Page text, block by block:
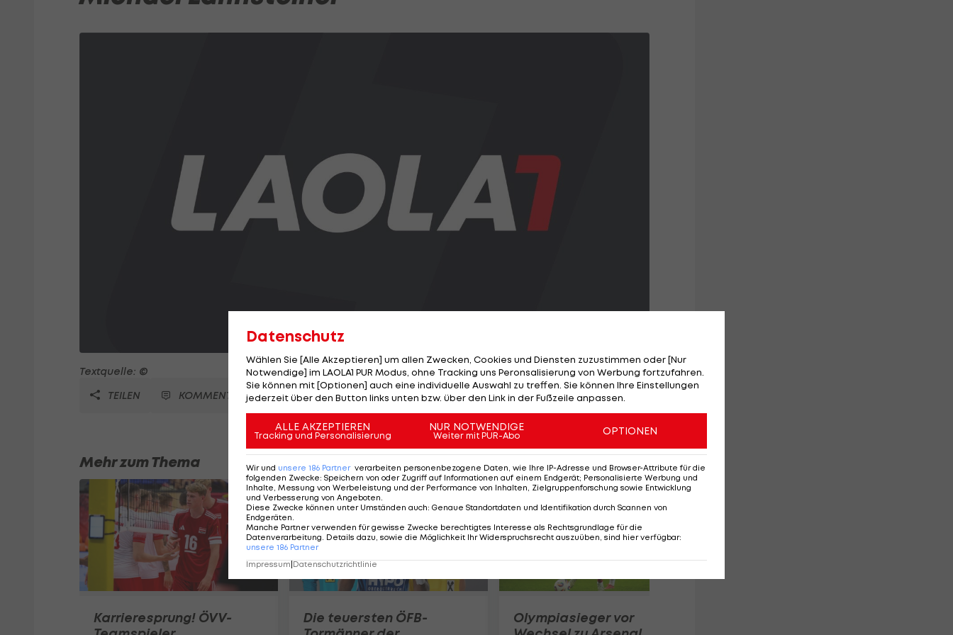
Textquelle: ©
TEILEN
KOMMENTARE
Mehr zum Thema
Karrieresprung! ÖVV-
Die teuersten ÖFB-
Olympiasieger vor
Datenschutz
Wählen Sie [Alle Akzeptieren] um allen Zwecken, Cookies und Diensten zuzustimmen oder [Nur
Notwendige] im LAOLA1 PUR Modus, ohne Tracking uns Peronsalisierung von Werbung fortzufahren.
Sie können mit [Optionen] auch eine individuelle Auswahl zu treffen. Sie können Ihre Einstellungen
jederzeit über den Button links unten bzw. über den Link in der Fußzeile anpassen.
ALLE AKZEPTIEREN
Tracking und Personalisierung
NUR NOTWENDIGE
Weiter mit PUR-Abo OPTIONEN
Wir und unsere 186 Partner verarbeiten personenbezogene Daten, wie Ihre IP-Adresse und Browser-Attribute für die
folgenden Zwecke: Speichern von oder Zugriff auf Informationen auf einem Endgerät; Personalisierte Werbung und
Inhalte, Messung von Werbeleistung und der Performance von Inhalten, Zielgruppenforschung sowie Entwicklung
und Verbesserung von Angeboten
Diese Zwecke können unter Umständen auch: Genaue Standortdaten und Identifikation durch Scannen von
Endgeräten
Manche Partner verwenden für gewisse Zwecke berechtigtes Interesse als Rechtsgrundlage für die
Datenverarbeitung. Details dazu, sowie die Möglichkeit Ihr Widerspruchsrecht auszuüben, sind hier verfügbar:
unsere 186 Partner
Impressum|Datenschutzrichtlinie